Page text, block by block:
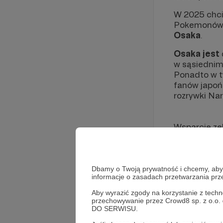
Dbamy o Twoją prywatność i chcemy,
informacje o zasadach przetwarzania
Aby wyrazić zgody na korzystanie z
przechowywanie przez Crowd8 sp. z
DO SERWISU.
W 2025
Osaka
Osaka jest
w
Ponadto w
fanów
rozrywki
Wsparcie
- Zakup
-
-
vlogów na
Osoby